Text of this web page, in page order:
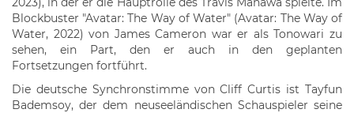
Blockbuster "Avatar: The Way of Water" (Avatar: The Way of
Water, 2022) von James Cameron war er als Tonowari zu
sehen, ein Part, den er auch in den geplanten
Fortsetzungen fortführt.
Die deutsche Synchronstimme von Cliff Curtis ist Tayfun
Bademsoy, der dem neuseeländischen Schauspieler seine